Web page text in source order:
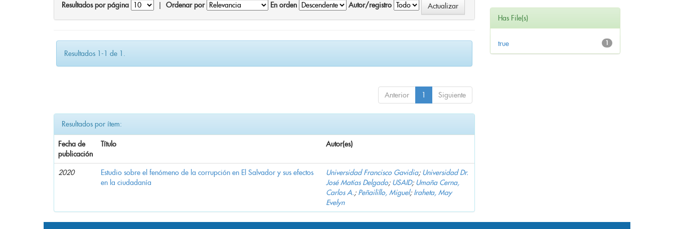
Resultados por página Ordenar por En orden Autor/registro
Resultados 1-1 de 1.
Anterior 1 Siguiente
Resultados por ítem:
Fecha de
publicación
Título Autor(es)
2020
Estudio sobre el fenómeno de la corrupción en El Salvador y sus efectos
en la ciudadanía
Universidad Francisco Gavidia; Universidad Dr.
José Matías Delgado; USAID; Umaña Cerna,
Carlos A.; Peñailillo, Miguel; Iraheta, May
Evelyn
Has File(s)
1
true